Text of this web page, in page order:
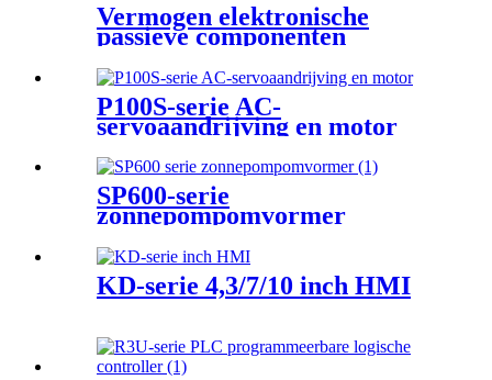
Vermogen elektronische
passieve componenten
P100S-serie AC-
servoaandrijving en motor
SP600-serie
zonnepompomvormer
KD-serie 4,3/7/10 inch HMI